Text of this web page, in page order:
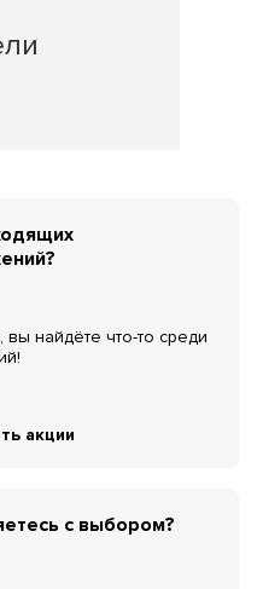
найдёте что-то среди
акции
с выбором?